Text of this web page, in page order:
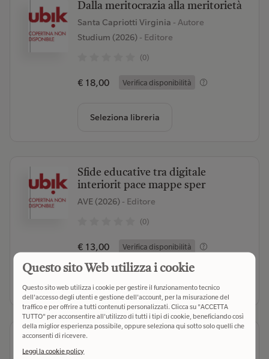
Dalla meritocrazia alla meritorietà
Santa Capriotti Virginia - Autore
Studium (2026)- Editore
(0)
€ 18,00 Verifica disponibilità
Seleziona libreria
Sfide educative tra digitale
interiorit pace mappe sper
AVE (2026)- Editore
(0)
€ 13,00 Verifica disponibilità
Lettera a una professoressa 2.0
AVE (2026)
Questo sito Web utilizza i cookie
Questo sito web utilizza i cookie per gestire il funzionamento tecnico
dell'accesso degli utenti e gestione dell'account, per la misurazione del
traffico e per offrire a tutti contenuti personalizzati. Clicca su "ACCETTA
TUTTO" per acconsentire all'utilizzo di tutti i tipi di cookie, beneficiando così
della miglior esperienza possibile, oppure seleziona qui sotto solo quelli che
acconsenti di ricevere.
Leggi la cookie policy